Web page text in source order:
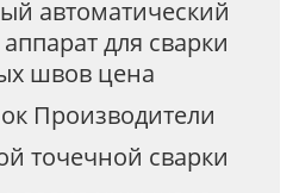
автоматический
для сварки
швов цена
Производители
точечной сварки